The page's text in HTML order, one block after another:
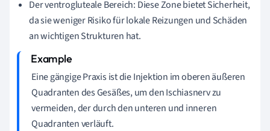
Der ventrogluteale Bereich: Diese Zone bietet Sicherheit,
da sie weniger Risiko für lokale Reizungen und Schäden
an wichtigen Strukturen hat.
Eine gängige Praxis ist die Injektion im oberen äußeren
Quadranten des Gesäßes, um den Ischiasnerv zu
vermeiden, der durch den unteren und inneren
Quadranten verläuft.